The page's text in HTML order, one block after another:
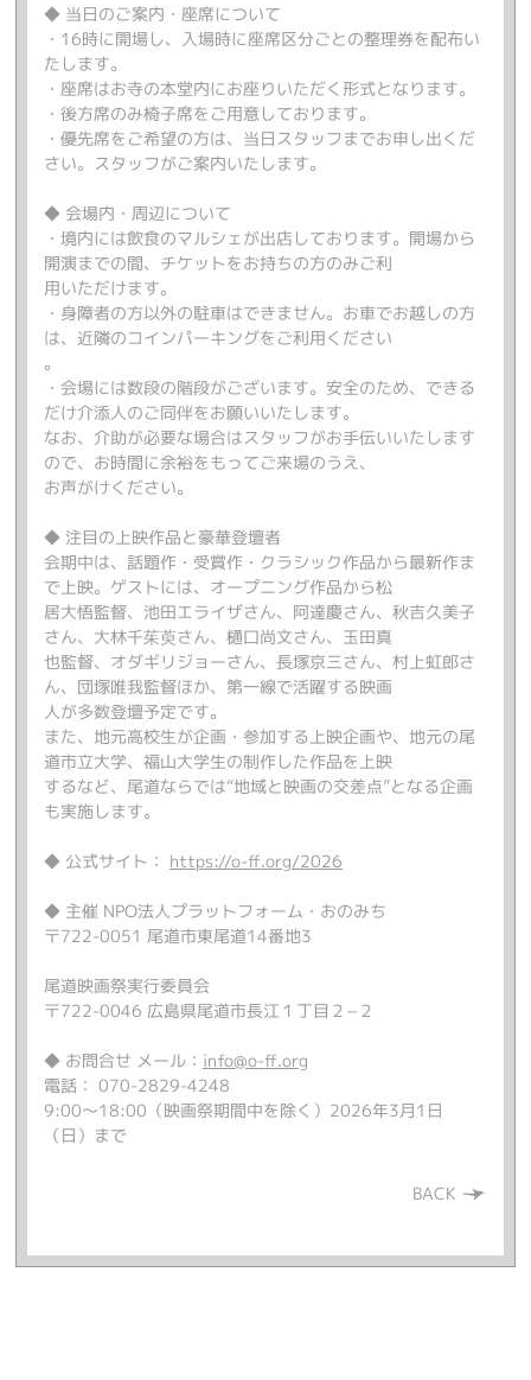
◆ 当日のご案内・座席について
・16時に開場し、入場時に座席区分ごとの整理券を配布い
たします。
・座席はお寺の本堂内にお座りいただく形式となります。
・後方席のみ椅子席をご用意しております。
・優先席をご希望の方は、当日スタッフまでお申し出くだ
さい。スタッフがご案内いたします。
◆ 会場内・周辺について
・境内には飲食のマルシェが出店しております。開場から
開演までの間、チケットをお持ちの方のみご利
用いただけます。
・身障者の方以外の駐車はできません。お車でお越しの方
は、近隣のコインパーキングをご利用ください
。
・会場には数段の階段がございます。安全のため、できる
だけ介添人のご同伴をお願いいたします。
なお、介助が必要な場合はスタッフがお手伝いいたします
ので、お時間に余裕をもってご来場のうえ、
お声がけください。
◆ 注目の上映作品と豪華登壇者
会期中は、話題作・受賞作・クラシック作品から最新作ま
で上映。ゲストには、オープニング作品から松
居大悟監督、池田エライザさん、阿達慶さん、秋吉久美子
さん、大林千茱萸さん、樋口尚文さん、玉田真
也監督、オダギリジョーさん、長塚京三さん、村上虹郎さ
ん、団塚唯我監督ほか、第一線で活躍する映画
人が多数登壇予定です。
また、地元高校生が企画・参加する上映企画や、地元の尾
道市立大学、福山大学生の制作した作品を上映
するなど、尾道ならでは“地域と映画の交差点”となる企画
も実施します。
◆ 公式サイト： https://o-ff.org/2026
◆ 主催 NPO法人プラットフォーム・おのみち
〒722-0051 尾道市東尾道14番地3
尾道映画祭実行委員会
〒722-0046 広島県尾道市長江１丁目２−２
◆ お問合せ メール： info@o-ff.org
電話： 070-2829-4248
9:00～18:00（映画祭期間中を除く）2026年3月1日
（日）まで
BACK